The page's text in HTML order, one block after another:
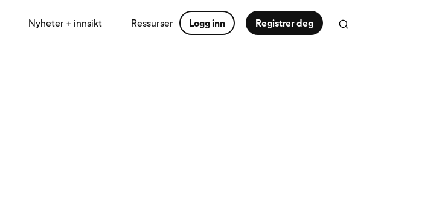
Nyheter + innsikt Ressurser Logg inn Registrer deg